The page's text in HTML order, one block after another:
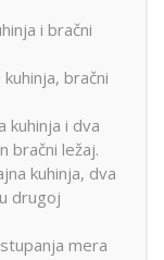
i bračni
bračni
kuhinja i dva
bračni ležaj.
kuhinja, dva
drugoj
mera